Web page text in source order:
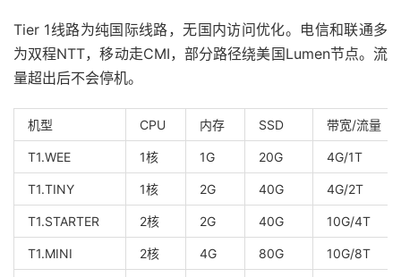
Tier 1线路为纯国际线路，无国内访问优化。电信和联通多
为双程NTT，移动走CMI，部分路径绕美国Lumen节点。流
量超出后不会停机。
机型 CPU 内存 SSD 带宽/流量
T1.WEE 1核 1G 20G 4G/1T
T1.TINY 1核 2G 40G 4G/2T
T1.STARTER 2核 2G 40G 10G/4T
T1.MINI 2核 4G 80G 10G/8T